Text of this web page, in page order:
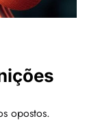
opostos.